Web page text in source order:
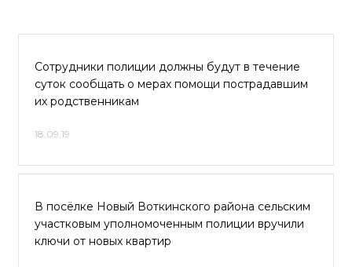
Сотрудники полиции должны будут в течение
суток сообщать о мерах помощи пострадавшим
их родственникам
18.09.19
В посёлке Новый Воткинского района сельским
участковым уполномоченным полиции вручили
ключи от новых квартир